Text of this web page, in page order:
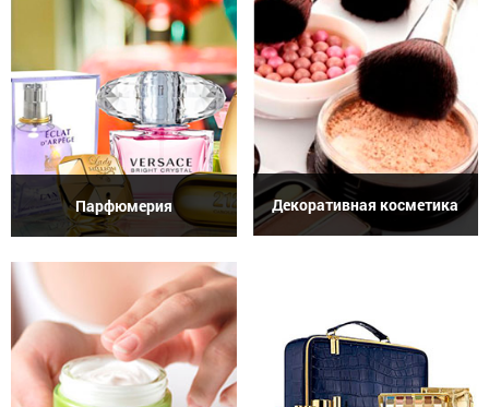
Парфюмерия Декоративная косметика